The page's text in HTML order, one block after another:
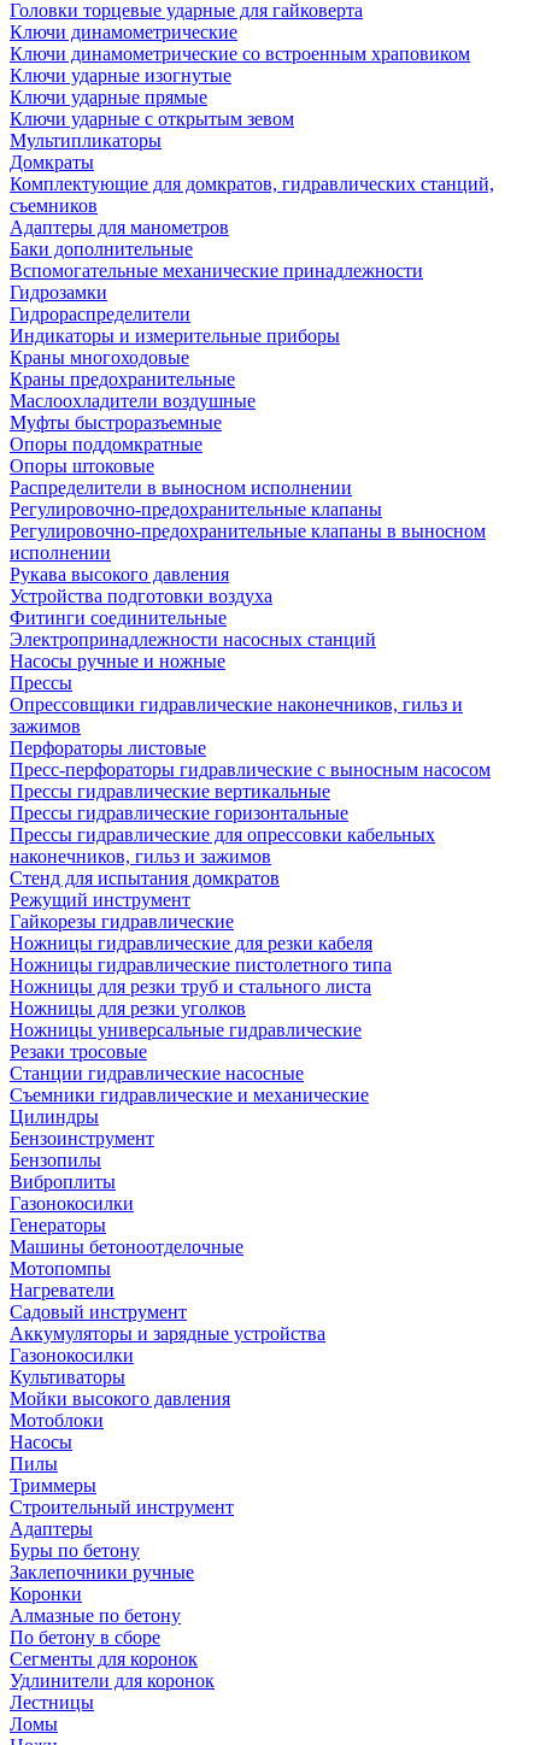
Головки торцевые ударные для гайковерта
Ключи динамометрические
Ключи динамометрические со встроенным храповиком
Ключи ударные изогнутые
Ключи ударные прямые
Ключи ударные с открытым зевом
Мультипликаторы
Домкраты
Комплектующие для домкратов, гидравлических станций,
съемников
Адаптеры для манометров
Баки дополнительные
Вспомогательные механические принадлежности
Гидрозамки
Гидрораспределители
Индикаторы и измерительные приборы
Краны многоходовые
Краны предохранительные
Маслоохладители воздушные
Муфты быстроразъемные
Опоры поддомкратные
Опоры штоковые
Распределители в выносном исполнении
Регулировочно-предохранительные клапаны
Регулировочно-предохранительные клапаны в выносном
исполнении
Рукава высокого давления
Устройства подготовки воздуха
Фитинги соединительные
Электропринадлежности насосных станций
Насосы ручные и ножные
Прессы
Опрессовщики гидравлические наконечников, гильз и
зажимов
Перфораторы листовые
Пресс-перфораторы гидравлические с выносным насосом
Прессы гидравлические вертикальные
Прессы гидравлические горизонтальные
Прессы гидравлические для опрессовки кабельных
наконечников, гильз и зажимов
Стенд для испытания домкратов
Режущий инструмент
Гайкорезы гидравлические
Ножницы гидравлические для резки кабеля
Ножницы гидравлические пистолетного типа
Ножницы для резки труб и стального листа
Ножницы для резки уголков
Ножницы универсальные гидравлические
Резаки тросовые
Станции гидравлические насосные
Съемники гидравлические и механические
Цилиндры
Бензоинструмент
Бензопилы
Виброплиты
Газонокосилки
Генераторы
Машины бетоноотделочные
Мотопомпы
Нагреватели
Садовый инструмент
Аккумуляторы и зарядные устройства
Газонокосилки
Культиваторы
Мойки высокого давления
Мотоблоки
Насосы
Пилы
Триммеры
Строительный инструмент
Адаптеры
Буры по бетону
Заклепочники ручные
Коронки
Алмазные по бетону
По бетону в сборе
Сегменты для коронок
Удлинители для коронок
Лестницы
Ломы